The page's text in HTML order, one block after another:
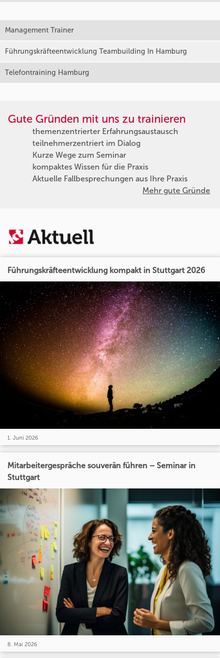
Management Trainer
Führungskräfteentwicklung Teambuilding In Hamburg
Telefontraining Hamburg
Gute Gründen mit uns zu trainieren
themenzentrierter Erfahrungsaustausch
teilnehmerzentriert im Dialog
Kurze Wege zum Seminar
kompaktes Wissen für die Praxis
Aktuelle Fallbesprechungen aus Ihre Praxis
Mehr gute Gründe
Führungskräfteentwicklung kompakt in Stuttgart 2026
1. Juni 2026
Mitarbeitergespräche souverän führen – Seminar in
Stuttgart
8. Mai 2026